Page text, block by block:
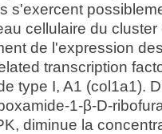
s'exercent
cellulaire du
de l'expression
transcription
type I, A1 (col1a1).
1-β-D-
diminue la